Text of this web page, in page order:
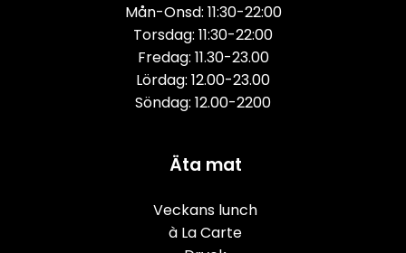
Mån-Onsd: 11:30-22:00
Torsdag: 11:30-22:00
Fredag: 11.30-23.00
Lördag: 12.00-23.00
Söndag: 12.00-2200
Äta mat
Veckans lunch
à La Carte